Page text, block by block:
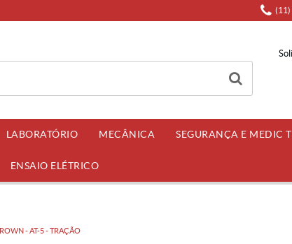
(11)
LABORATÓRIO MECÂNICA SEGURANÇA E MEDIC
ENSAIO ELÉTRICO
- AT-5 - TRAÇÃO